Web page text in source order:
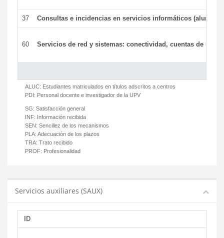
37 Consultas e incidencias en servicios informáticos (alumnos)
60 Servicios de red y sistemas: conectividad, cuentas de
ALUC: Estudiantes matriculados en títulos adscritos a centros
PDI: Personal docente e investigador de la UPV
SG: Satisfacción general
INF: Información recibida
SEN: Sencillez de los mecanismos
PLA: Adecuación de los plazos
TRA: Trato recibido
PROF: Profesionalidad
Servicios auxiliares (SAUX)
ID